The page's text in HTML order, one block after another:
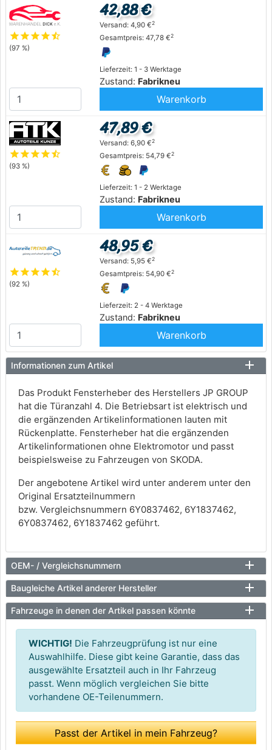
starstarstarstarstar_half
(97 %)
Lieferzeit: 1 - 3 Werktage
Zustand: Fabrikneu
42,88 €
Versand: 4,90 €2
Gesamtpreis: 47,78 €2
Warenkorb
starstarstarstarstar_half
(93 %)
Lieferzeit: 1 - 2 Werktage
Zustand: Fabrikneu
47,89 €
Versand: 6,90 €2
Gesamtpreis: 54,79 €2
Warenkorb
starstarstarstarstar_half
(92 %)
Lieferzeit: 2 - 4 Werktage
Zustand: Fabrikneu
48,95 €
Versand: 5,95 €2
Gesamtpreis: 54,90 €2
Warenkorb
Informationen zum Artikel
Das Produkt Fensterheber des Herstellers JP GROUP
hat die Türanzahl 4. Die Betriebsart ist elektrisch und
die ergänzenden Artikelinformationen lauten mit
Rückenplatte. Fensterheber hat die ergänzenden
Artikelinformationen ohne Elektromotor und passt
beispielsweise zu Fahrzeugen von SKODA.
Der angebotene Artikel wird unter anderem unter den
Original Ersatzteilnummern
bzw. Vergleichsnummern 6Y0837462, 6Y1837462,
6Y0837462, 6Y1837462 geführt.
OEM- / Vergleichsnummern
Baugleiche Artikel anderer Hersteller
Fahrzeuge in denen der Artikel passen könnte
WICHTIG! Die Fahrzeugprüfung ist nur eine
Auswahlhilfe. Diese gibt keine Garantie, dass das
ausgewählte Ersatzteil auch in Ihr Fahrzeug
passt. Wenn möglich vergleichen Sie bitte
vorhandene OE-Teilenummern.
Passt der Artikel in mein Fahrzeug?